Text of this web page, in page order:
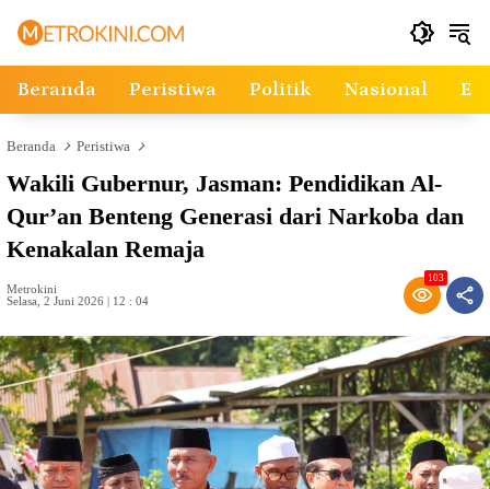
Beranda Peristiwa Politik Nasional
Beranda Peristiwa
Wakili Gubernur, Jasman: Pendidikan Al-
Qur’an Benteng Generasi dari Narkoba dan
Kenakalan Remaja
Metrokini
Selasa, 2 Juni 2026 | 12 : 04
103